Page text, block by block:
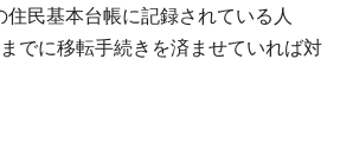
民基本台帳に記録されている人
でに移転手続きを済ませていれば対